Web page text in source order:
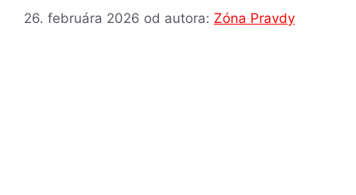
26. februára 2026 od autora: Zóna Pravdy